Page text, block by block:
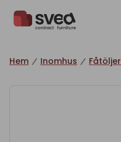
Hem Inomhus Fåtöljer